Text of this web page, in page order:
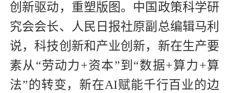
创新驱动，重塑版图。中国政策科学研
究会会长、人民日报社原副总编辑马利
说，科技创新和产业创新，新在生产要
素从“劳动力+资本”到“数据+算力+算
法”的转变，新在AI赋能千行百业的边